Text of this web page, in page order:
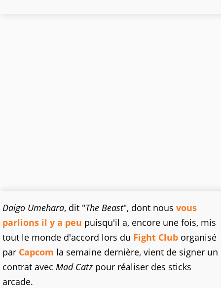
Daigo Umehara, dit "The Beast", dont nous vous
parlions il y a peu puisqu'il a, encore une fois, mis
tout le monde d'accord lors du Fight Club organisé
par Capcom la semaine dernière, vient de signer un
contrat avec Mad Catz pour réaliser des sticks
arcade.